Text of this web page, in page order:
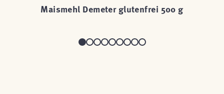
Maismehl Demeter glutenfrei 500 g